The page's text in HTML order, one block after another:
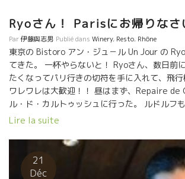
Ryoさん！ Parisにお帰りなさ
Par伊藤與志男 Publié dans Winery, Resto, Rhône
東京の Bistoro アン・ジュ－ル Un Jour の
てきた。 一杯やらないと！ Ryoさん、数日前
たくなってパリ行きの切符を手に入れて、飛行
ワレワレは大歓迎！！ 昼はまず、Repaire
ル・ド・カルトゥッシュに行った。 ルドルフ
だ！ 店に入ると、『伊藤、待っていたぞ！キュ
ナムを開けた！ ここに来たら、まずルド
味しいパテ、テリーヌでプランタンをグイッと
プランタンもこのくらい時間が経った方が落ち
Lire la suite
21
Déc